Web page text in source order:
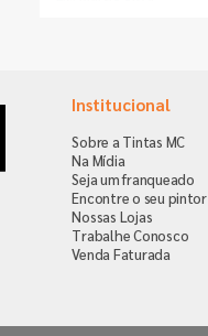
Institucional
Sobre a Tintas MC
Na Mídia
Seja um franqueado
Encontre o seu pintor
Nossas Lojas
Trabalhe Conosco
Venda Faturada